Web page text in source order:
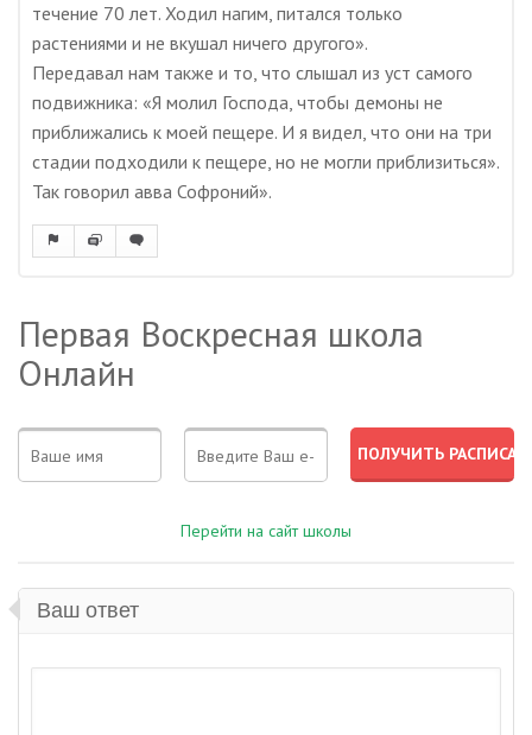
течение 70 лет. Ходил нагим, питался только
растениями и не вкушал ничего другого».
Передавал нам также и то, что слышал из уст самого
подвижника: «Я молил Господа, чтобы демоны не
приближались к моей пещере. И я видел, что они на три
стадии подходили к пещере, но не могли приблизиться».
Так говорил авва Софроний».
Первая Воскресная школа
Онлайн
Перейти на сайт школы
Ваш ответ